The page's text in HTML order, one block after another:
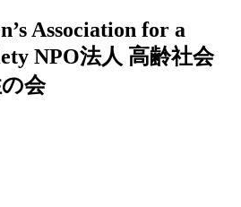
Association for a
NPO法人 高齢社会
会